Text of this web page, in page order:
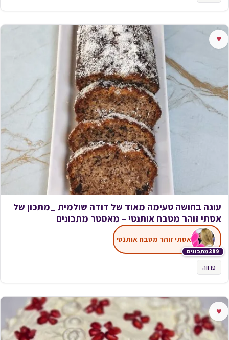
♥
עוגה בחושה טעימה מאוד של דודה שולמית _מתכון של
אסתי זוהר מטבח אותנטי – מאסטר מתכונים
399 מתכונים
אסתי זוהר מטבח אותנטי
פרווה
♥